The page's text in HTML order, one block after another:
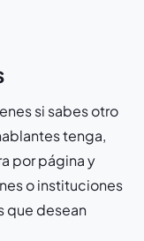
si sabes otro
tenga,
por página y
o instituciones
que desean